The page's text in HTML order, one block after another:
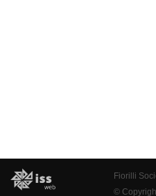
Fiorilli
©